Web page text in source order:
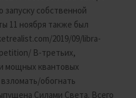
собственной
11 ноября также был
2019/09/libra-
В-третьих,
мощных квантовых
обогнать
Силами Света. Всего